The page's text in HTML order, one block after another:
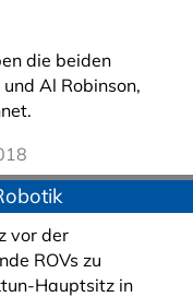
die beiden
Al Robinson,
gerechnet.
vor der
ROVs zu